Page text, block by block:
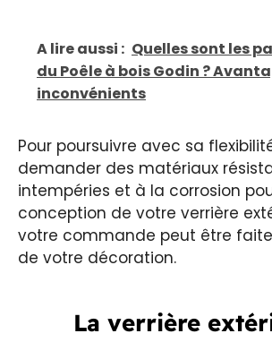
A lire aussi : Quelles sont les
du Poêle à bois Godin ?
inconvénients
Pour poursuivre avec sa
demander des matériaux
intempéries et à la corrosion
conception de votre verrière
votre commande peut être
de votre décoration.
La verrière